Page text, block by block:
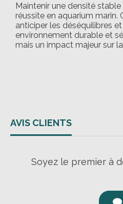
Maintenir une densité
réussite en aquarium marin.
anticiper les déséquilibres
environnement durable et
mais un impact majeur sur
AVIS CLIENTS
Soyez le premier à